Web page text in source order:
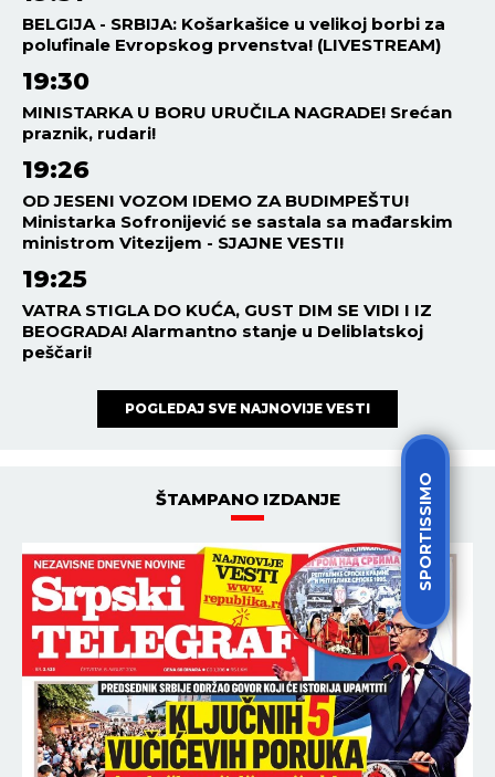
SPORTISSIMO
BELGIJA - SRBIJA: Košarkašice u velikoj borbi za
polufinale Evropskog prvenstva! (LIVESTREAM)
19:30
MINISTARKA U BORU URUČILA NAGRADE! Srećan
praznik, rudari!
19:26
OD JESENI VOZOM IDEMO ZA BUDIMPEŠTU!
Ministarka Sofronijević se sastala sa mađarskim
ministrom Vitezijem - SJAJNE VESTI!
19:25
VATRA STIGLA DO KUĆA, GUST DIM SE VIDI I IZ
BEOGRADA! Alarmantno stanje u Deliblatskoj
peščari!
POGLEDAJ SVE NAJNOVIJE VESTI
ŠTAMPANO IZDANJE